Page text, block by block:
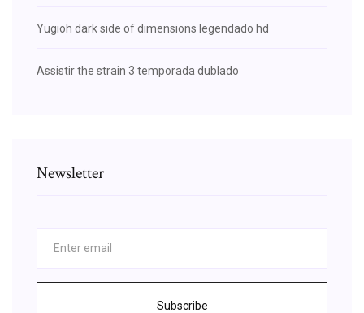
Yugioh dark side of dimensions legendado hd
Assistir the strain 3 temporada dublado
Newsletter
Subscribe